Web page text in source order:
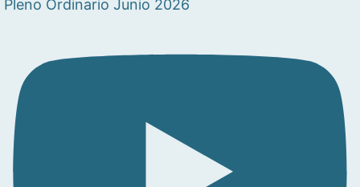
Pleno Ordinario Junio 2026